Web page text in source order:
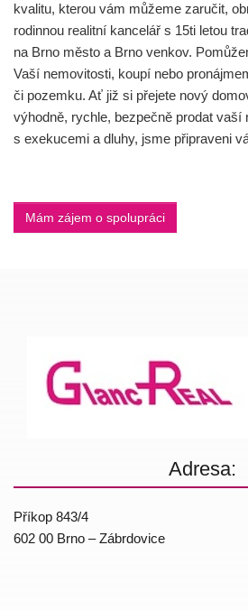
kvalitu, kterou vám můžeme zaručit,
rodinnou realitní kancelář s 15ti letou
na Brno město a Brno venkov.
Vaší nemovitosti, koupí nebo
či pozemku. Ať již si přejete nový
výhodně, rychle, bezpečně prodat vaší
s exekucemi a dluhy, jsme připraveni
Mám zájem o spolupráci
Adresa:
Příkop 843/4
602 00 Brno – Zábrdovice